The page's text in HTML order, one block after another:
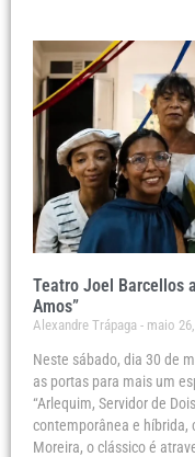
Teatro Joel Barcellos
Amos”
Alexandre Trápaga maio
Neste sábado, dia 30 de
as portas para mais um
“Arlequim, Servidor de
contemporânea e híbrida,
Moreira, o clássico é